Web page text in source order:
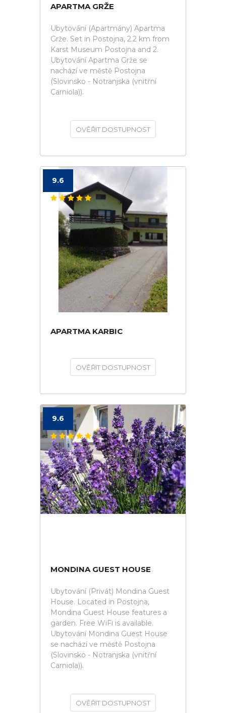
APARTMA GRŽE
Ubytování (Apartmány) Apartma
Grže. Set in Postojna, 2.2 km from
Karst Museum Postojna and 2.
Ubytování Apartma Grže se
nachází ve městě Postojna
(Slovinsko - Notranjska (vnitřní
Carniola)).
OVĚŘIT DOSTUPNOST
9.6
APARTMA KARBIC
OVĚŘIT DOSTUPNOST
9.6
MONDINA GUEST HOUSE
Ubytování (Privát) Mondina Guest
House. Located in Postojna,
Mondina Guest House features a
garden. Free WiFi is available.
Ubytování Mondina Guest House
se nachází ve městě Postojna
(Slovinsko - Notranjska (vnitřní
Carniola)).
OVĚŘIT DOSTUPNOST